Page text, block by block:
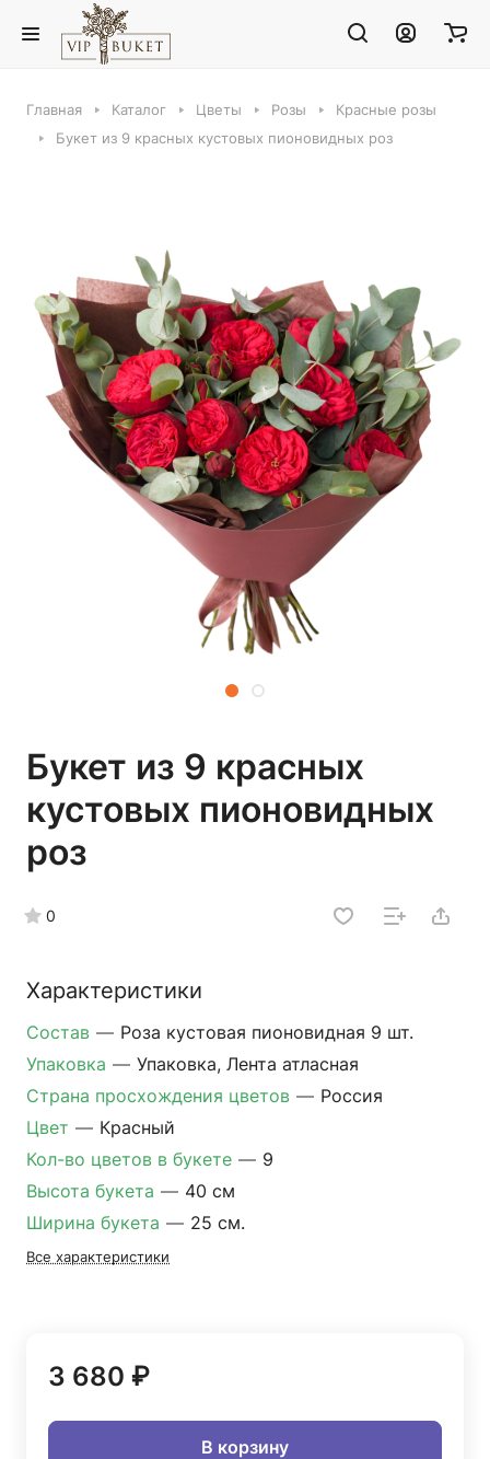
Главная Каталог Цветы Розы
Красные розы
Букет из 9 красных кустовых пионовидных роз
Букет из 9 красных
кустовых пионовидных
роз
0
Характеристики
Состав — Роза кустовая пионовидная 9 шт.
Упаковка — Упаковка, Лента атласная
Страна просхождения цветов — Россия
Цвет — Красный
Кол-во цветов в букете — 9
Высота букета — 40 см
Ширина букета — 25 см.
Все характеристики
3 680 ₽
В корзину